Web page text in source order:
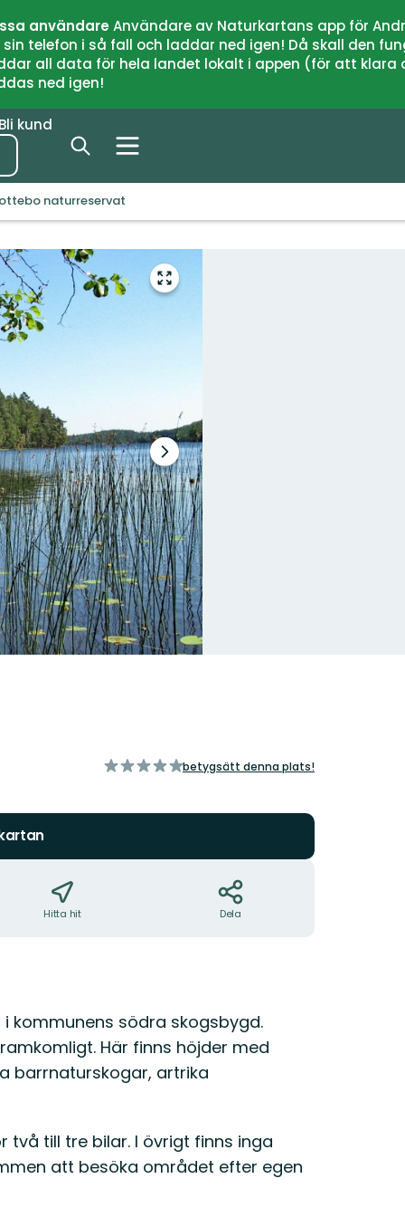
användareAnvändare av Naturkartans app för
telefon i så fall och laddar ned igen! Då skall den
all data för hela landet lokalt i appen (för att
ned igen!
Bli kund
naturreservat
Gå
till
Nästa
bildspel
av
betygsätt denna plats!
Hitta hit Dela
kommunens södra skogsbygd.
Här finns höjder med
barrnaturskogar, artrika
två till tre bilar. I övrigt finns inga
att besöka området efter egen